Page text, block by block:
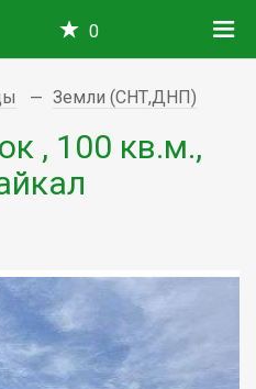
0
Земли (СНТ,ДНП)
, 100 кв.м.,